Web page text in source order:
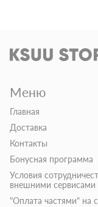
Меню
Главная
Доставка
Контакты
Бонусная программа
Условия
внешними сервисами
"Оплата частями" на